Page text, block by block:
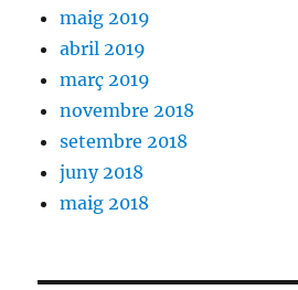
maig 2019
abril 2019
març 2019
novembre 2018
setembre 2018
juny 2018
maig 2018